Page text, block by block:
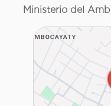
Ministerio del